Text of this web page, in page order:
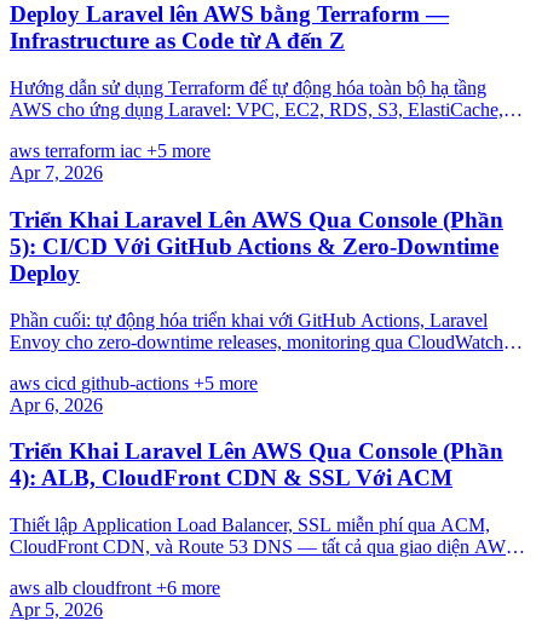
Deploy Laravel lên AWS bằng Terraform —
Infrastructure as Code từ A đến Z
Hướng dẫn sử dụng Terraform để tự động hóa toàn bộ hạ tầng
AWS cho ứng dụng Laravel: VPC, EC2, RDS, S3, ElastiCache,
aws terraform iac +5 more
Apr 7, 2026
Triển Khai Laravel Lên AWS Qua Console (Phần
5): CI/CD Với GitHub Actions & Zero-Downtime
Deploy
Phần cuối: tự động hóa triển khai với GitHub Actions, Laravel
Envoy cho zero-downtime releases, monitoring qua CloudWatch
aws cicd github-actions +5 more
Apr 6, 2026
Triển Khai Laravel Lên AWS Qua Console (Phần
4): ALB, CloudFront CDN & SSL Với ACM
Thiết lập Application Load Balancer, SSL miễn phí qua ACM,
CloudFront CDN, và Route 53 DNS — tất cả qua giao diện AWS
aws alb cloudfront +6 more
Apr 5, 2026